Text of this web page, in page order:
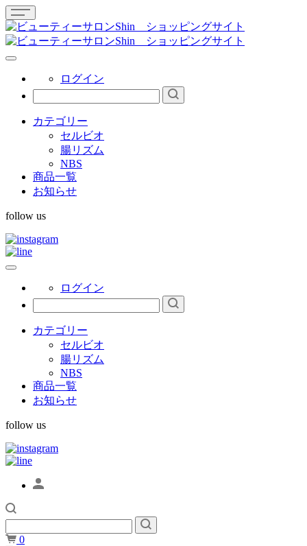
ログイン
カテゴリー
セルビオ
腸リズム
NBS
商品一覧
お知らせ
follow us
ログイン
カテゴリー
セルビオ
腸リズム
NBS
商品一覧
お知らせ
follow us
0